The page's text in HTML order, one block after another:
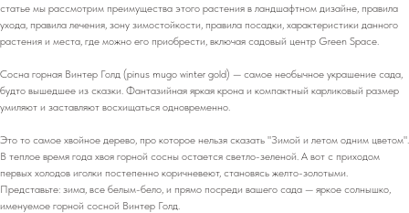
статье мы рассмотрим преимущества этого растения в ландшафтном дизайне, правила
ухода, правила лечения, зону зимостойкости, правила посадки, характеристики данного
растения и места, где можно его приобрести, включая садовый центр Green Space.
Сосна горная Винтер Голд (pinus mugo winter gold) — самое необычное украшение сада,
будто вышедшее из сказки. Фантазийная яркая крона и компактный карликовый размер
умиляют и заставляют восхищаться одновременно.
Это то самое хвойное дерево, про которое нельзя сказать "Зимой и летом одним цветом".
В теплое время года хвоя горной сосны остается светло-зеленой. А вот с приходом
первых холодов иголки постепенно коричневеют, становясь желто-золотыми.
Представьте: зима, все белым-бело, и прямо посреди вашего сада — яркое солнышко,
именуемое горной сосной Винтер Голд.